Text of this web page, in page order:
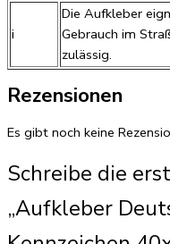
i
Die Aufkleber
Gebrauch im
zulässig.
Rezensionen
Es gibt noch keine
Schreibe die
„Aufkleber